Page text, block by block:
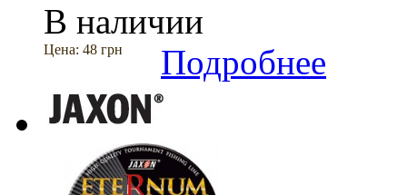
В наличии
Цена: 48 грн Подробнее